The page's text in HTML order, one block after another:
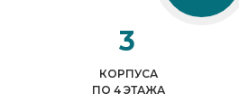
3
КОРПУСА
ПО 4 ЭТАЖА